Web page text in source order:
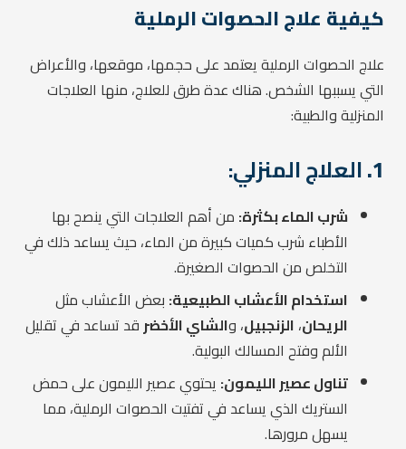
كيفية علاج الحصوات الرملية
علاج الحصوات الرملية يعتمد على حجمها، موقعها، والأعراض
التي يسببها الشخص. هناك عدة طرق للعلاج، منها العلاجات
المنزلية والطبية:
1. العلاج المنزلي:
شرب الماء بكثرة: من أهم العلاجات التي ينصح بها
الأطباء شرب كميات كبيرة من الماء، حيث يساعد ذلك في
التخلص من الحصوات الصغيرة.
استخدام الأعشاب الطبيعية: بعض الأعشاب مثل
الريحان، الزنجبيل، والشاي الأخضرقد تساعد في تقليل
الألم وفتح المسالك البولية.
تناول عصير الليمون: يحتوي عصير الليمون على حمض
الستريك الذي يساعد في تفتيت الحصوات الرملية، مما
يسهل مرورها.